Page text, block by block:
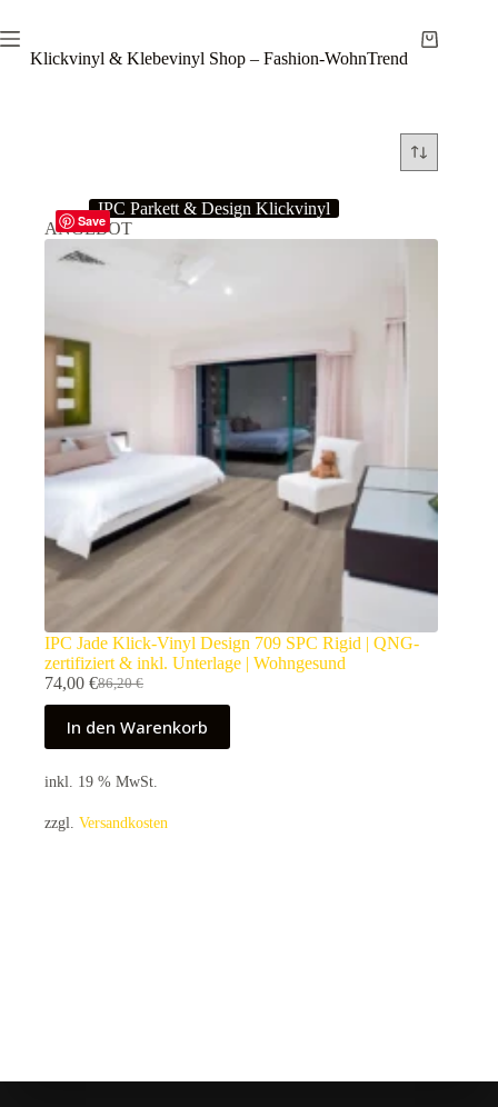
Inhalt
springenKlickvinyl & Klebevinyl Shop – Fashion-WohnTrend
Warenkorb
Save
IPC Parkett & Design Klickvinyl
ANGEBOT
IPC Jade Klick-Vinyl Design 709 SPC Rigid | QNG-
zertifiziert & inkl. Unterlage | Wohngesund
86,20€
Ursprünglicher
war:
86,20 €
74,00 €Aktueller
ist:
74,00 €.
In den Warenkorb
inkl. 19 % MwSt.
zzgl. Versandkosten